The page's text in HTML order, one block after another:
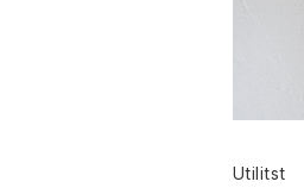
Utilitst